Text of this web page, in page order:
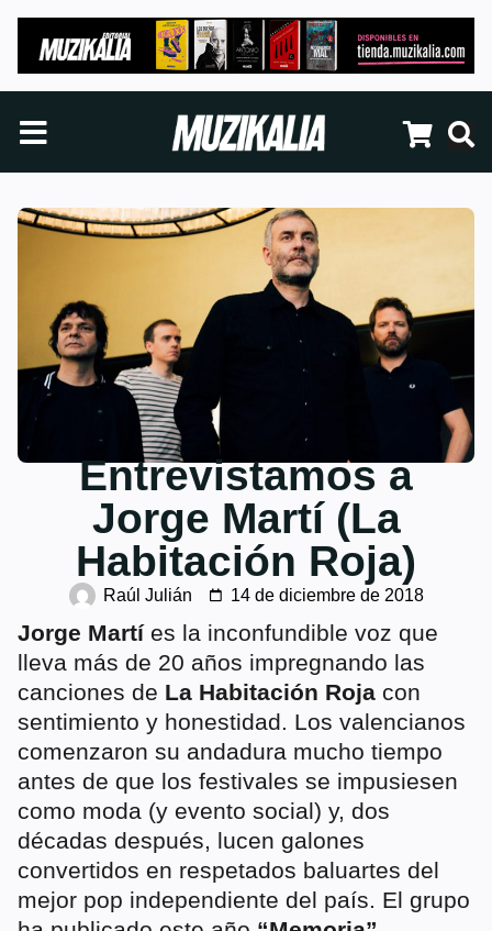
Entrevistamos a
Jorge Martí (La
Habitación Roja)
Raúl Julián 14 de diciembre de 2018
Jorge Martíes la inconfundible voz que
lleva más de 20 años impregnando las
canciones de La Habitación Roja con
sentimiento y honestidad. Los valencianos
comenzaron su andadura mucho tiempo
antes de que los festivales se impusiesen
como moda (y evento social) y, dos
décadas después, lucen galones
convertidos en respetados baluartes del
mejor pop independiente del país. El grupo